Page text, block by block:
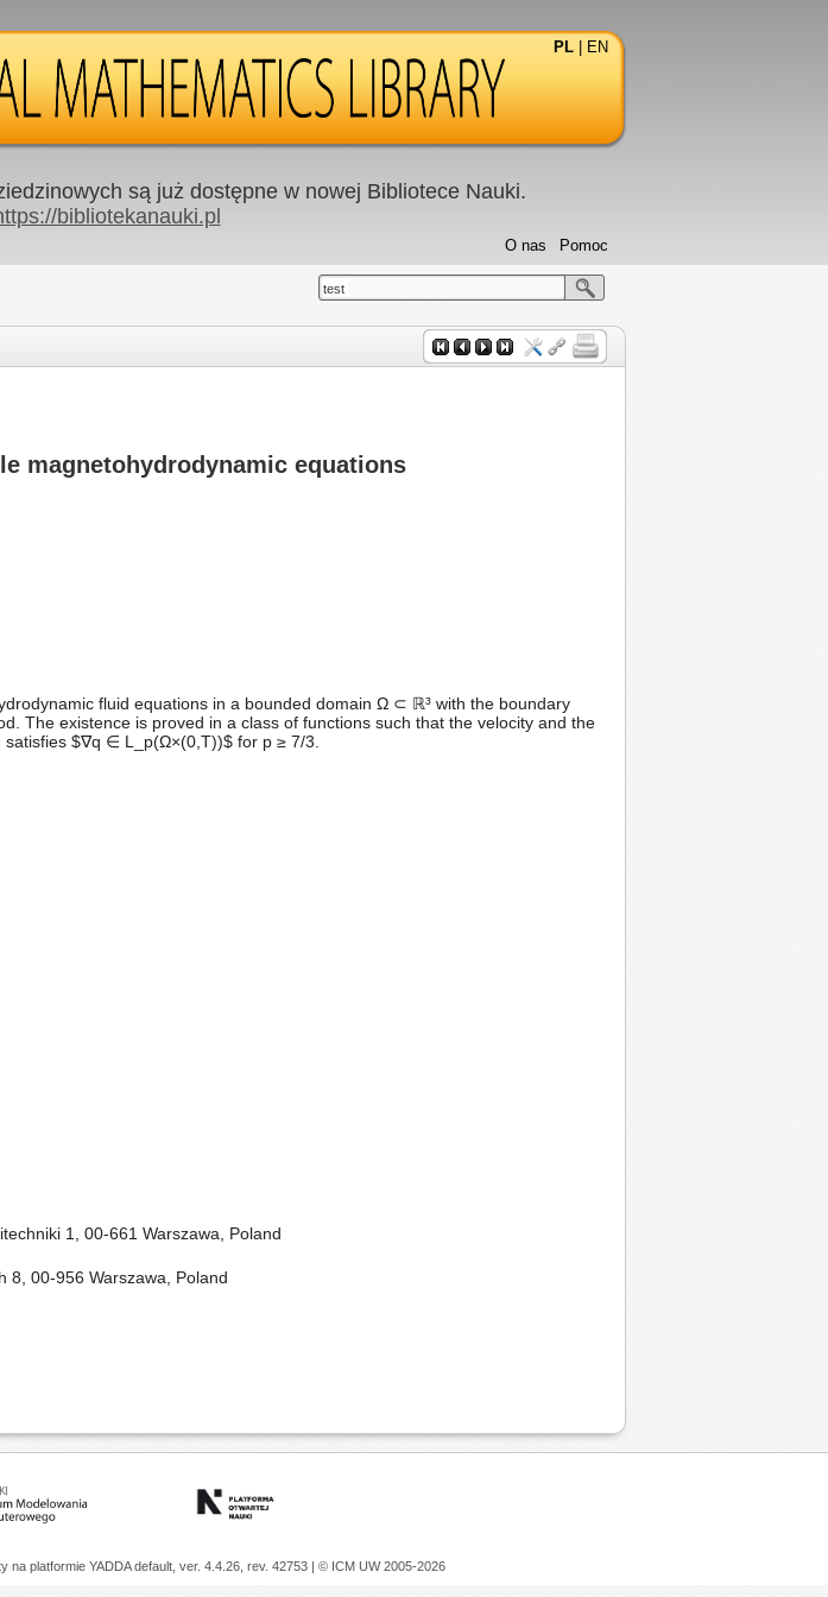
PL EN
są już dostępne w nowej Bibliotece Nauki.
bibliotekanauki.pl
Pomoc
O nas
test
magnetohydrodynamic equations
fluid equations in a bounded domain Ω ⊂ ℝ³ with the boundary
The existence is proved in a class of functions such that the velocity and the
$∇q ∈ L_p(Ω×(0,T))$ for p ≥ 7/3.
1, 00-661 Warszawa, Poland
8, 00-956 Warszawa, Poland
na platformie YADDAdefault, ver. 4.4.26, rev. 42753 | © ICM UW 2005-2026